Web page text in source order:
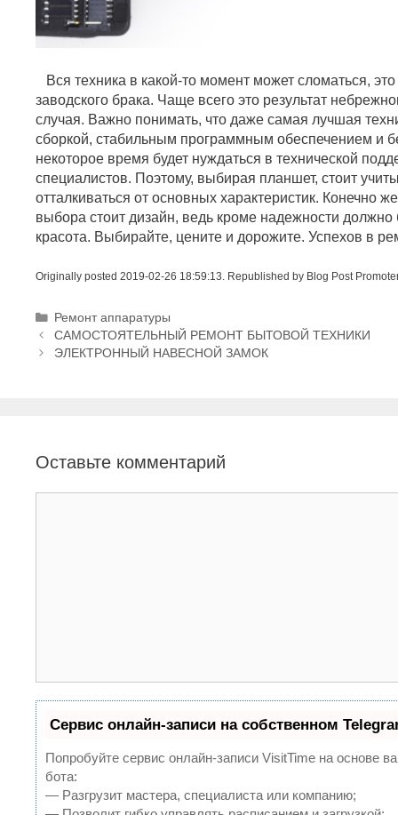
Вся техника в какой-то момент может сломаться,
заводского брака. Чаще всего это результат
случая. Важно понимать, что даже самая лучшая
сборкой, стабильным программным обеспечением и
некоторое время будет нуждаться в технической
специалистов. Поэтому, выбирая планшет, стоит
отталкиваться от основных характеристик. Конечно
выбора стоит дизайн, ведь кроме надежности должно
красота. Выбирайте, цените и дорожите. Успехов в
Originally posted 2019-02-26 18:59:13. Republished by Blog Post
Р
у
б
Ремонт аппаратуры
Н
а
и
з
САМОСТОЯТЕЛЬНЫЙ РЕМОНТ БЫТОВОЙ ТЕХНИКИ
ЭЛЕКТРОННЫЙ НАВЕСНОЙ ЗАМОК
Оставьте комментарий
и
й
Сервис онлайн-записи на собственном
Попробуйте сервис онлайн-записи VisitTime на основе
бота:
— Разгрузит мастера, специалиста или компанию;